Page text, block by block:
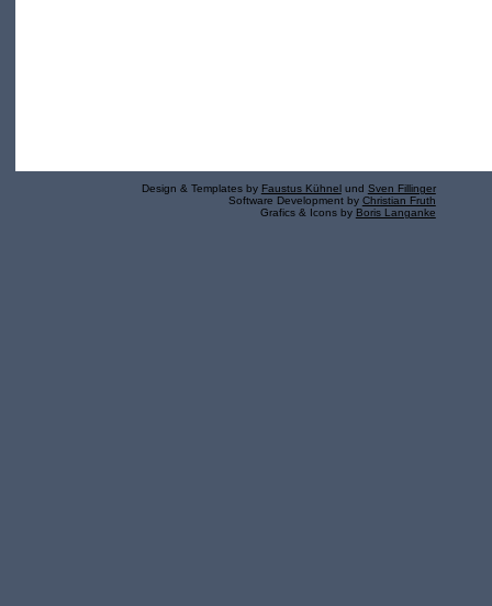
Design & Templates by Faustus Kühnel und Sven Fillinger
Software Development by Christian Fruth
Grafics & Icons by Boris Langanke